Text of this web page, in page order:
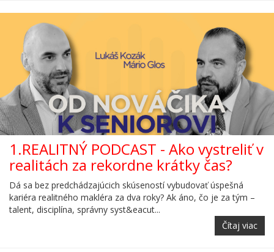
1.REALITNÝ PODCAST - Ako vystreliť v
realitách za rekordne krátky čas?
Dá sa bez predchádzajúcich skúseností vybudovať úspešná
kariéra realitného makléra za dva roky? Ak áno, čo je za tým –
talent, disciplína, správny syst&eacut...
Čítaj viac